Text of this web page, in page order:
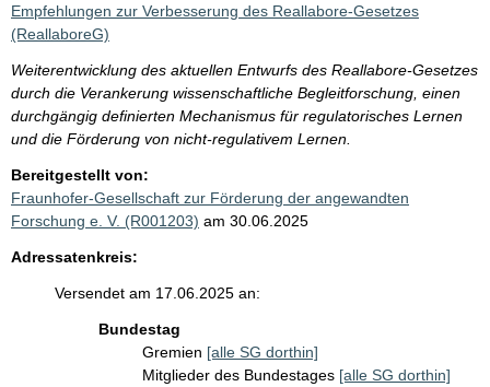
Empfehlungen zur Verbesserung des Reallabore-Gesetzes
(ReallaboreG)
Weiterentwicklung des aktuellen Entwurfs des Reallabore-Gesetzes
durch die Verankerung wissenschaftliche Begleitforschung, einen
durchgängig definierten Mechanismus für regulatorisches Lernen
und die Förderung von nicht-regulativem Lernen.
Bereitgestellt von:
Fraunhofer-Gesellschaft zur Förderung der angewandten
Forschung e. V. (R001203) am 30.06.2025
Adressatenkreis:
Versendet am 17.06.2025 an:
Bundestag
Gremien [alle SG dorthin]
Mitglieder des Bundestages [alle SG dorthin]